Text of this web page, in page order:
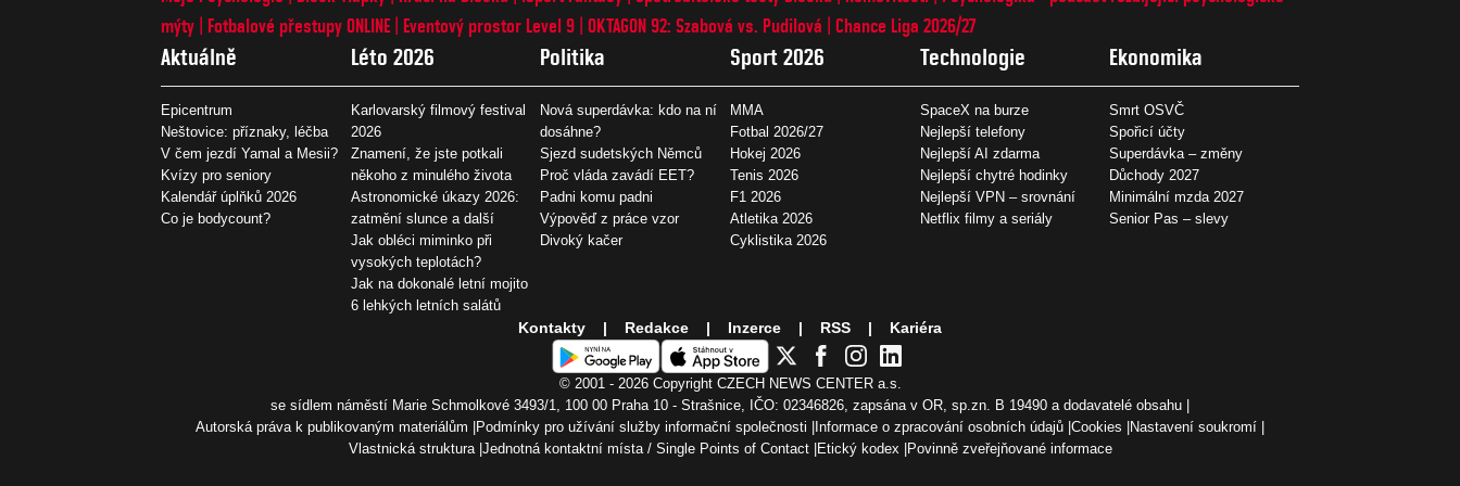
mýty
Fotbalové přestupy ONLINE Eventový prostor Level 9 OKTAGON 92: Szabová vs. Pudilová Chance Liga 2026/27
Aktuálně
Epicentrum
Neštovice: příznaky, léčba
V čem jezdí Yamal a Mesii?
Kvízy pro seniory
Kalendář úplňků 2026
Co je bodycount?
Léto 2026
Karlovarský filmový festival
2026
Znamení, že jste potkali
někoho z minulého života
Astronomické úkazy 2026:
zatmění slunce a další
Jak obléci miminko při
vysokých teplotách?
Jak na dokonalé letní mojito
6 lehkých letních salátů
Politika
Nová superdávka: kdo na ní
dosáhne?
Sjezd sudetských Němců
Proč vláda zavádí EET?
Padni komu padni
Výpověď z práce vzor
Divoký kačer
Sport 2026
MMA
Fotbal 2026/27
Hokej 2026
Tenis 2026
F1 2026
Atletika 2026
Cyklistika 2026
Technologie
SpaceX na burze
Nejlepší telefony
Nejlepší AI zdarma
Nejlepší chytré hodinky
Nejlepší VPN – srovnání
Netflix filmy a seriály
Ekonomika
Smrt OSVČ
Spořicí účty
Superdávka – změny
Důchody 2027
Minimální mzda 2027
Senior Pas – slevy
Kontakty Redakce Inzerce RSS Kariéra
© 2001 - 2026 Copyright CZECH NEWS CENTER a.s.
se sídlem náměstí Marie Schmolkové 3493/1, 100 00 Praha 10 - Strašnice, IČO: 02346826, zapsána v OR, sp.zn. B 19490 a dodavatelé obsahu
Autorská práva k publikovaným materiálům
Podmínky pro užívání služby informační společnosti Informace o zpracování osobních údajů Cookies
Nastavení soukromí
Vlastnická struktura Jednotná kontaktní místa / Single Points of Contact Etický kodex Povinně zveřejňované informace